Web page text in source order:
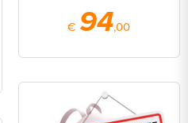
€ 94,00